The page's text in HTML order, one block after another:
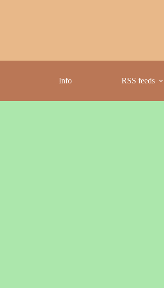
Info RSS feeds